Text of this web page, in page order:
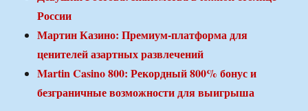
России
Мартин Казино: Премиум-платформа для
ценителей азартных развлечений
Martin Casino 800: Рекордный 800% бонус и
безграничные возможности для выигрыша